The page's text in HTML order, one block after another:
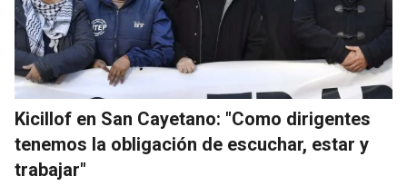
Kicillof en San Cayetano: "Como dirigentes
tenemos la obligación de escuchar, estar y
trabajar"